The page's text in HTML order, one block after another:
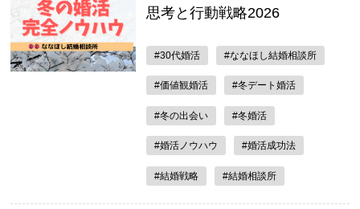
思考と行動戦略2026
#30代婚活 #ななほし結婚相談所
#価値観婚活 #冬デート婚活
#冬の出会い #冬婚活
#婚活ノウハウ #婚活成功法
#結婚戦略 #結婚相談所